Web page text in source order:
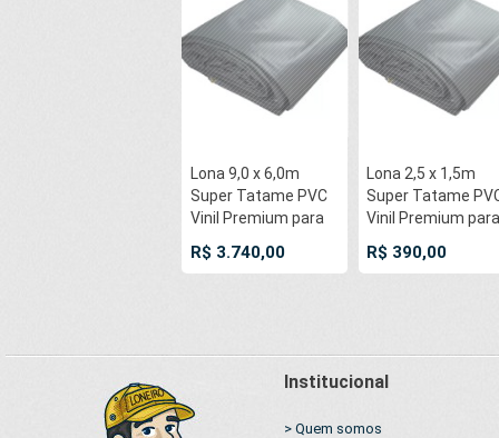
Lona 9,0 x 6,0m
Super Tatame PVC
Vinil Premium para
JiuJitSu Muay-Thay
R$ 3.740,00
Lona 2,5 x 1,5m
Super Tatame
Vinil Premium para
JiuJitSu Muay-
R$ 390,00
Institucional
> Quem somos